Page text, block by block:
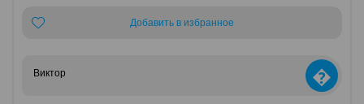
Добавить в избранное
Виктор �